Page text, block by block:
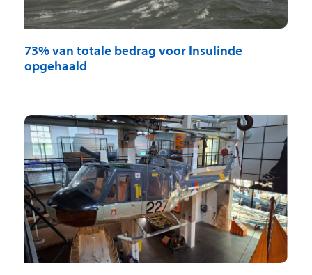
73% van totale bedrag voor Insulinde
opgehaald